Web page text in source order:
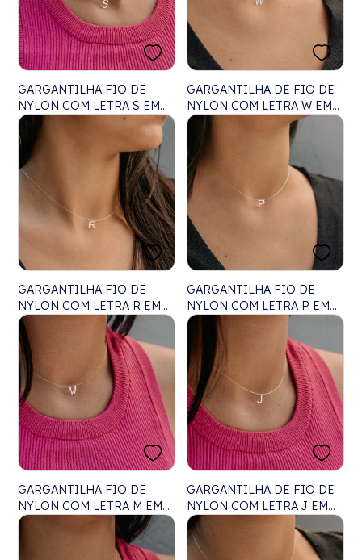
GARGANTILHA FIO DE
NYLON COM LETRA S EM
LASER - 40CM
GARGANTILHA DE FIO DE
NYLON COM LETRA W EM
PRATA - 40CM
GARGANTILHA FIO DE
NYLON COM LETRA R EM
LASER - 40CM
GARGANTILHA FIO DE
NYLON COM LETRA P EM
LASER - 40CM
GARGANTILHA FIO DE
NYLON COM LETRA M EM
LASER - 40CM
GARGANTILHA DE FIO DE
NYLON COM LETRA J EM
PRATA - 40CM